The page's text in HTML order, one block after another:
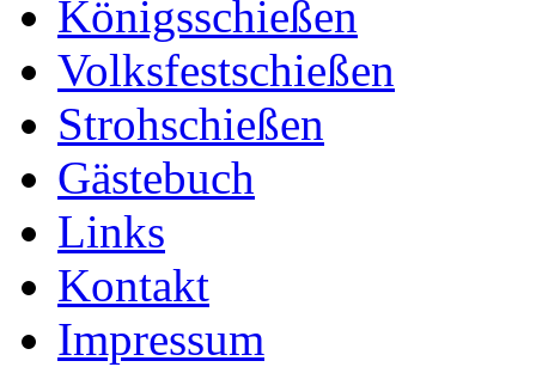
Königsschießen
Volksfestschießen
Strohschießen
Gästebuch
Links
Kontakt
Impressum